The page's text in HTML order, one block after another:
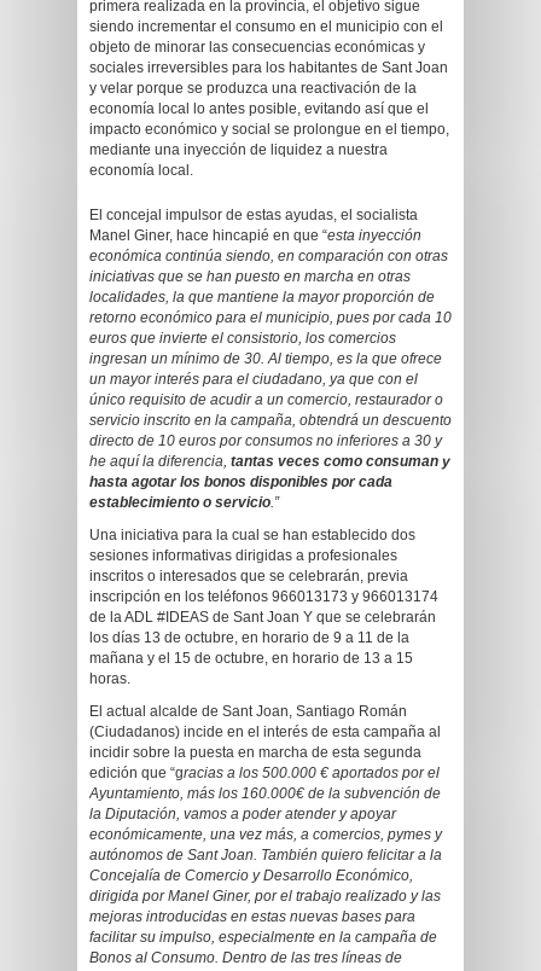
primera realizada en la provincia, el objetivo sigue
siendo incrementar el consumo en el municipio con el
objeto de minorar las consecuencias económicas y
sociales irreversibles para los habitantes de Sant Joan
y velar porque se produzca una reactivación de la
economía local lo antes posible, evitando así que el
impacto económico y social se prolongue en el tiempo,
mediante una inyección de liquidez a nuestra
economía local.
El concejal impulsor de estas ayudas, el socialista
Manel Giner, hace hincapié en que “esta inyección
económica continúa siendo, en comparación con otras
iniciativas que se han puesto en marcha en otras
localidades, la que mantiene la mayor proporción de
retorno económico para el municipio, pues por cada 10
euros que invierte el consistorio, los comercios
ingresan un mínimo de 30. Al tiempo, es la que ofrece
un mayor interés para el ciudadano, ya que con el
único requisito de acudir a un comercio, restaurador o
servicio inscrito en la campaña, obtendrá un descuento
directo de 10 euros por consumos no inferiores a 30 y
he aquí la diferencia, tantas veces como consuman y
hasta agotar los bonos disponibles por cada
establecimiento o servicio.”
Una iniciativa para la cual se han establecido dos
sesiones informativas dirigidas a profesionales
inscritos o interesados que se celebrarán, previa
inscripción en los teléfonos 966013173 y 966013174
de la ADL #IDEAS de Sant Joan Y que se celebrarán
los días 13 de octubre, en horario de 9 a 11 de la
mañana y el 15 de octubre, en horario de 13 a 15
horas.
El actual alcalde de Sant Joan, Santiago Román
(Ciudadanos) incide en el interés de esta campaña al
incidir sobre la puesta en marcha de esta segunda
edición que “gracias a los 500.000 € aportados por el
Ayuntamiento, más los 160.000€ de la subvención de
la Diputación, vamos a poder atender y apoyar
económicamente, una vez más, a comercios, pymes y
autónomos de Sant Joan. También quiero felicitar a la
Concejalía de Comercio y Desarrollo Económico,
dirigida por Manel Giner, por el trabajo realizado y las
mejoras introducidas en estas nuevas bases para
facilitar su impulso, especialmente en la campaña de
Bonos al Consumo. Dentro de las tres líneas de